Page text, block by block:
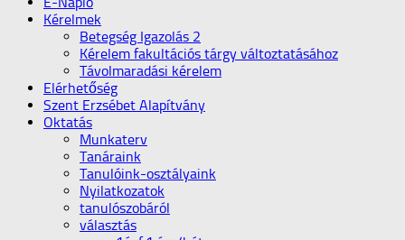
Kérelmek
Betegség Igazolás 2
Kérelem fakultációs tárgy változtatásához
Távolmaradási kérelem
Elérhetőség
Szent Erzsébet Alapítvány
Oktatás
Munkaterv
Tanáraink
Tanulóink-osztályaink
Nyilatkozatok
tanulószobáról
választás